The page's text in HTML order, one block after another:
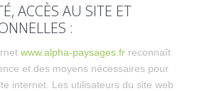
ACCÈS AU SITE ET
:
www.alpha-paysages.fr reconnaît
et des moyens nécessaires pour
internet. Les utilisateurs du site web